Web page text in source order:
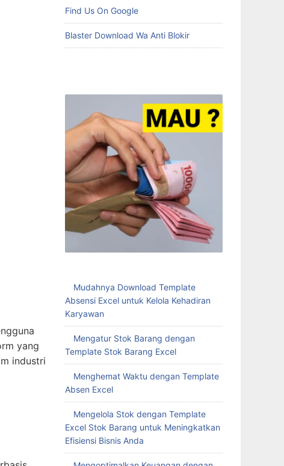
yang
industri
Find Us On Google
Blaster Download Wa Anti Blokir
Mudahnya Download Template
Absensi Excel untuk Kelola Kehadiran
Karyawan
Mengatur Stok Barang dengan
Template Stok Barang Excel
Menghemat Waktu dengan Template
Absen Excel
Mengelola Stok dengan Template
Excel Stok Barang untuk Meningkatkan
Efisiensi Bisnis Anda